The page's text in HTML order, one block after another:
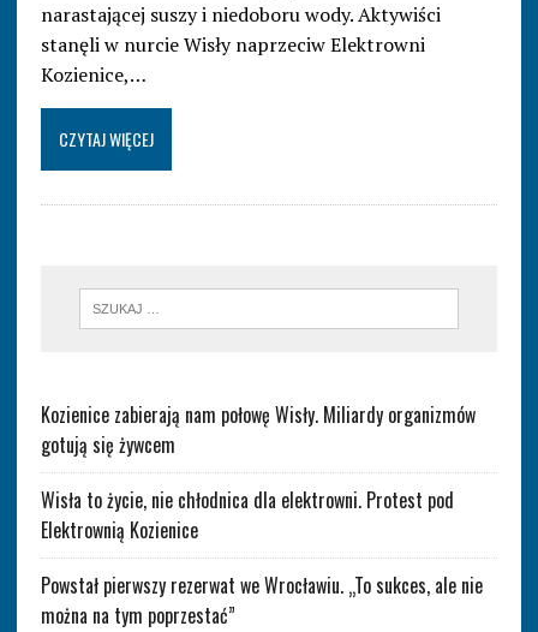
narastającej suszy i niedoboru wody. Aktywiści
stanęli w nurcie Wisły naprzeciw Elektrowni
Kozienice,…
CZYTAJ WIĘCEJ
Kozienice zabierają nam połowę Wisły. Miliardy organizmów
gotują się żywcem
Wisła to życie, nie chłodnica dla elektrowni. Protest pod
Elektrownią Kozienice
Powstał pierwszy rezerwat we Wrocławiu. „To sukces, ale nie
można na tym poprzestać”